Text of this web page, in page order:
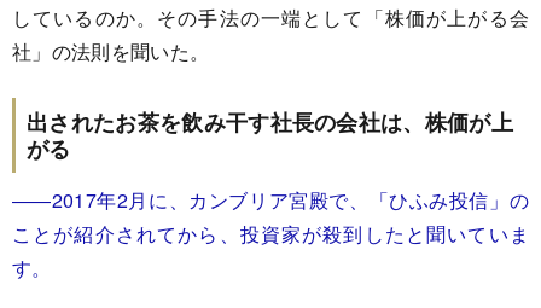
しているのか。その手法の一端として「株価が上がる会
社」の法則を聞いた。
出されたお茶を飲み干す社長の会社は、株価が上
がる
――2017年2月に、カンブリア宮殿で、「ひふみ投信」の
ことが紹介されてから、投資家が殺到したと聞いていま
す。